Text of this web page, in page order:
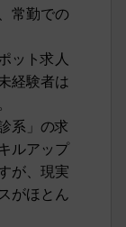
常勤での
ット求人
経験者は
系」の求
ルアップ
が、現実
がほとん